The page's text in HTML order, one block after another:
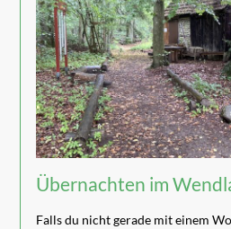
Übernachten im
Falls du nicht gerade mit einem